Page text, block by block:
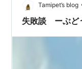
Tamipet’s blog
失敗談 ーぶど